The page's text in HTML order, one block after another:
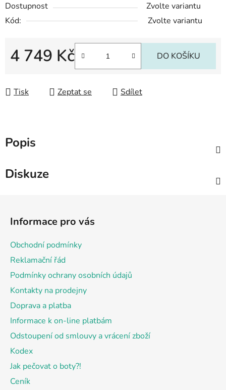
Dostupnost
Zvolte variantu
Kód:
Zvolte variantu
4 749 Kč DO KOŠÍKU
Tisk Zeptat se Sdílet
Popis
Diskuze
Informace pro vás
Obchodní podmínky
Reklamační řád
Podmínky ochrany osobních údajů
Kontakty na prodejny
Doprava a platba
Informace k on-line platbám
Odstoupení od smlouvy a vrácení zboží
Kodex
Jak pečovat o boty?!
Ceník